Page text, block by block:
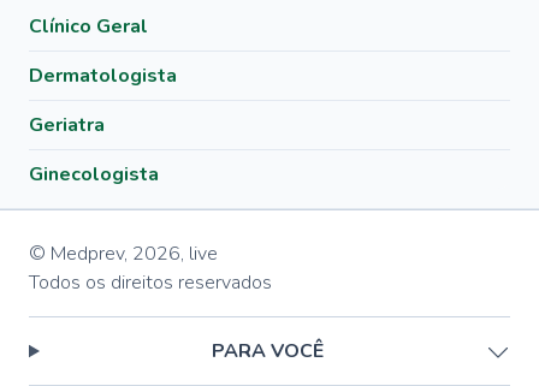
Clínico Geral
Dermatologista
Geriatra
Ginecologista
© Medprev, 2026, live
Todos os direitos reservados
PARA VOCÊ